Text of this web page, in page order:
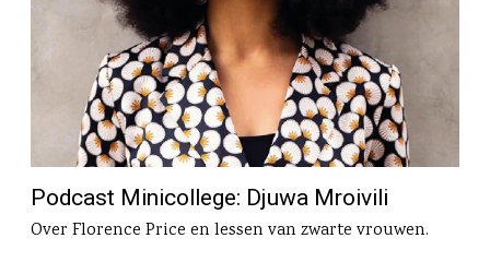
Podcast Minicollege: Djuwa Mroivili
Over Florence Price en lessen van zwarte vrouwen.